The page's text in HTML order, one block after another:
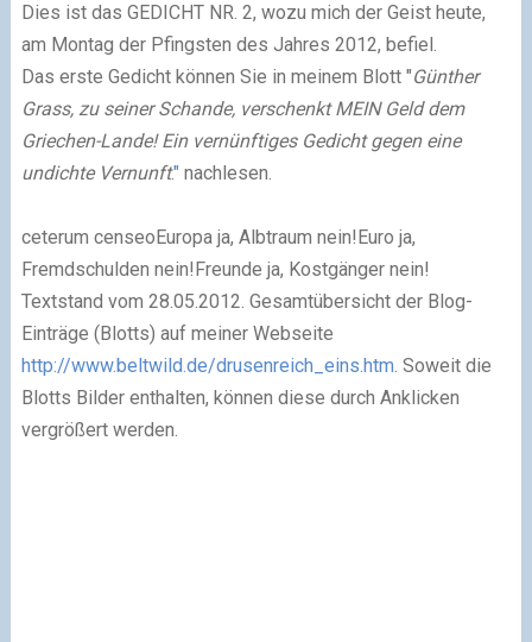
Dies ist das GEDICHT NR. 2, wozu mich der Geist heute,
am Montag der Pfingsten des Jahres 2012, befiel.
Das erste Gedicht können Sie in meinem Blott "Günther
Grass, zu seiner Schande, verschenkt MEIN Geld dem
Griechen-Lande! Ein vernünftiges Gedicht gegen eine
undichte Vernunft." nachlesen.
ceterum censeoEuropa ja, Albtraum nein!Euro ja,
Fremdschulden nein!Freunde ja, Kostgänger nein!
Textstand vom 28.05.2012. Gesamtübersicht der Blog-
Einträge (Blotts) auf meiner Webseite
http://www.beltwild.de/drusenreich_eins.htm. Soweit die
Blotts Bilder enthalten, können diese durch Anklicken
vergrößert werden.